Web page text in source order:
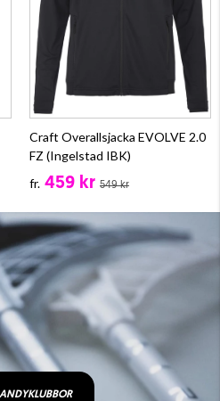
Craft Overallsjacka EVOLVE 2.0
FZ (Ingelstad IBK)
fr. 459 kr 549 kr